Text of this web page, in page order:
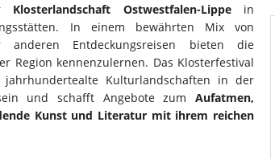
Klosterlandschaft Ostwestfalen-Lippein
In einem bewährten Mix von
anderen Entdeckungsreisen bieten die
Region kennenzulernen. Das Klosterfestival
Kulturlandschaften in der
und schafft Angebote zum Aufatmen,
Kunst und Literatur mit ihrem reichen